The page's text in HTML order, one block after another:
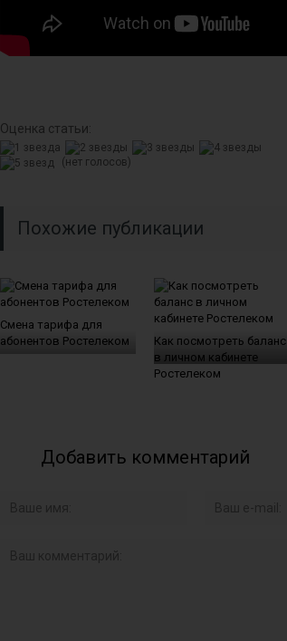
Оценка статьи:
(нет голосов)
Похожие публикации
Смена тарифа для
абонентов Ростелеком
Как посмотреть баланс
в личном кабинете
Ростелеком
Добавить комментарий